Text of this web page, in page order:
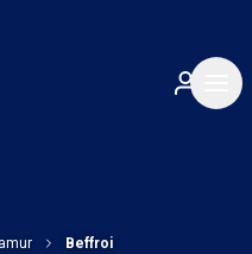
Beffroi